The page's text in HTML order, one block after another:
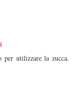
per utilizzare la zucca.